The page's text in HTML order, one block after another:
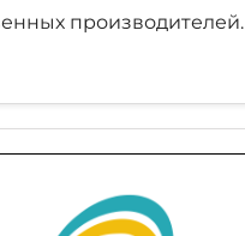
производителей.